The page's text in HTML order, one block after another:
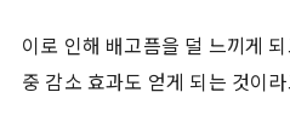
이로 인해 배고픔을 덜 느끼게
중 감소 효과도 얻게 되는 것이